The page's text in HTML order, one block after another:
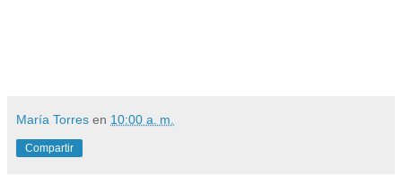
María Torres en 10:00 a. m.
Compartir